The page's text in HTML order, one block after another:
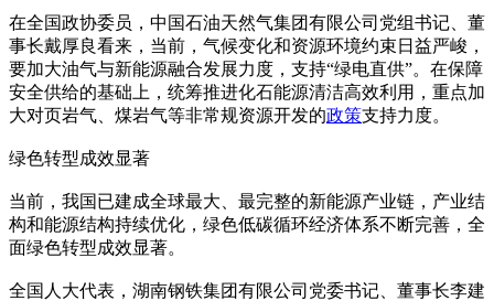
在全国政协委员，中国石油天然气集团有限公司党组书记、董
事长戴厚良看来，当前，气候变化和资源环境约束日益严峻，
要加大油气与新能源融合发展力度，支持“绿电直供”。在保障
安全供给的基础上，统筹推进化石能源清洁高效利用，重点加
大对页岩气、煤岩气等非常规资源开发的政策支持力度。
绿色转型成效显著
当前，我国已建成全球最大、最完整的新能源产业链，产业结
构和能源结构持续优化，绿色低碳循环经济体系不断完善，全
面绿色转型成效显著。
全国人大代表，湖南钢铁集团有限公司党委书记、董事长李建